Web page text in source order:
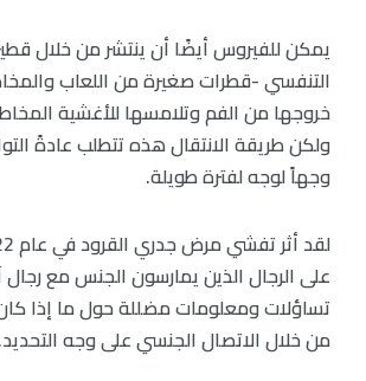
يمكن للفيروس أيضًا أن ينتشر من خلال
التنفسي -قطرات صغيرة من اللعاب
خروجها من الفم وتلامسها للأغشية
ولكن طريقة الانتقال هذه تتطلب عادةً
وجهاً لوجه لفترة طويلة.
على الرجال الذين يمارسون الجنس مع رجال
تساؤلات ومعلومات مضللة حول ما إذا
من خلال الاتصال الجنسي على وجه التحديد.